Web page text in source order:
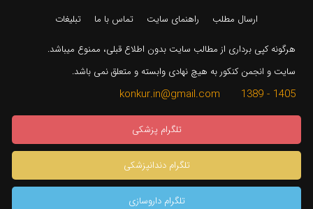
ارسال مطلب راهنمای سایت تماس با ما تبلیغات
هرگونه کپی برداری از مطالب سایت بدون اطلاع قبلی، ممنوع میباشد.
سایت و انجمن کنکور به هیچ نهادی وابسته و متعلق نمی باشد.
1405 - 1389 konkur.in@gmail.com
تلگرام پزشکی
تلگرام دندانپزشکی
تلگرام داروسازی